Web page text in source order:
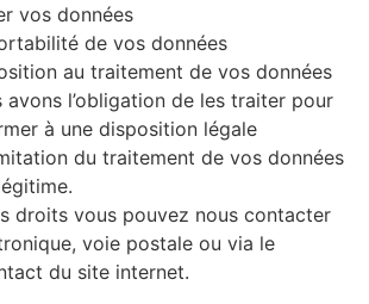
vos données
de vos données
au traitement de vos données
avons l’obligation de les traiter pour
à une disposition légale
du traitement de vos données
droits vous pouvez nous contacter
voie postale ou via le
du site internet.